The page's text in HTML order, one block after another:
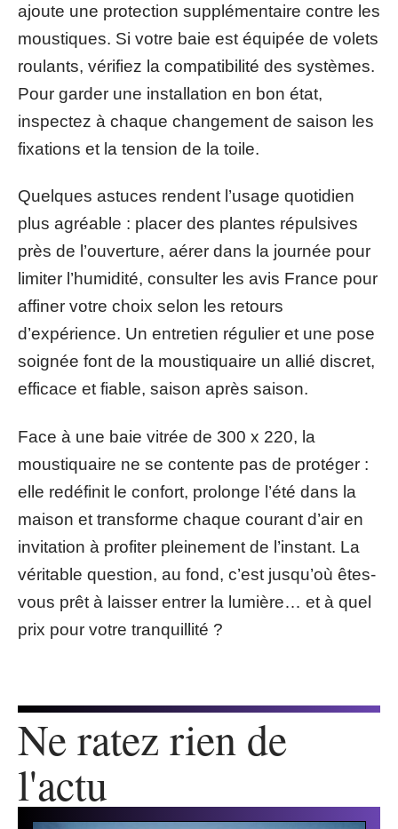
ajoute une protection supplémentaire contre les
moustiques. Si votre baie est équipée de volets
roulants, vérifiez la compatibilité des systèmes.
Pour garder une installation en bon état,
inspectez à chaque changement de saison les
fixations et la tension de la toile.
Quelques astuces rendent l’usage quotidien
plus agréable : placer des plantes répulsives
près de l’ouverture, aérer dans la journée pour
limiter l’humidité, consulter les avis France pour
affiner votre choix selon les retours
d’expérience. Un entretien régulier et une pose
soignée font de la moustiquaire un allié discret,
efficace et fiable, saison après saison.
Face à une baie vitrée de 300 x 220, la
moustiquaire ne se contente pas de protéger :
elle redéfinit le confort, prolonge l’été dans la
maison et transforme chaque courant d’air en
invitation à profiter pleinement de l’instant. La
véritable question, au fond, c’est jusqu’où êtes-
vous prêt à laisser entrer la lumière… et à quel
prix pour votre tranquillité ?
Ne ratez rien de
l'actu